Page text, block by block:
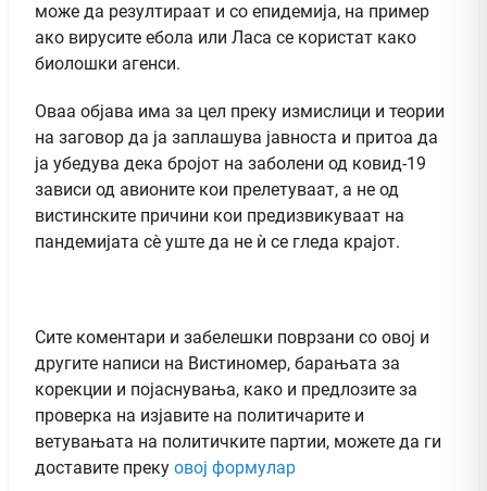
може да резултираат и со епидемија, на пример
ако вирусите ебола или Ласа се користат како
биолошки агенси.
Оваа објава има за цел преку измислици и теории
на заговор да ја заплашува јавноста и притоа да
ја убедува дека бројот на заболени од ковид-19
зависи од авионите кои прелетуваат, а не од
вистинските причини кои предизвикуваат на
пандемијата сè уште да не ѝ се гледа крајот.
Сите коментари и забелешки поврзани со овој и
другите написи на Вистиномер, барањата за
корекции и појаснувања, како и предлозите за
проверка на изјавите на политичарите и
ветувањата на политичките партии, можете да ги
доставите преку овој формулар